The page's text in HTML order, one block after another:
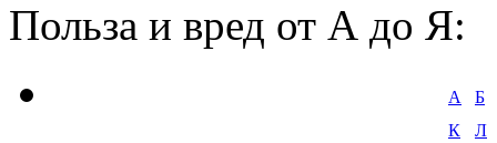
Польза и вред от А до Я:
А
Б
К
Л